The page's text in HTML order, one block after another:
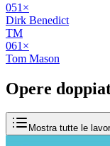
051 ×
Dirk Benedict
TM
061 ×
Tom Mason
Opere
Mostra tutte le